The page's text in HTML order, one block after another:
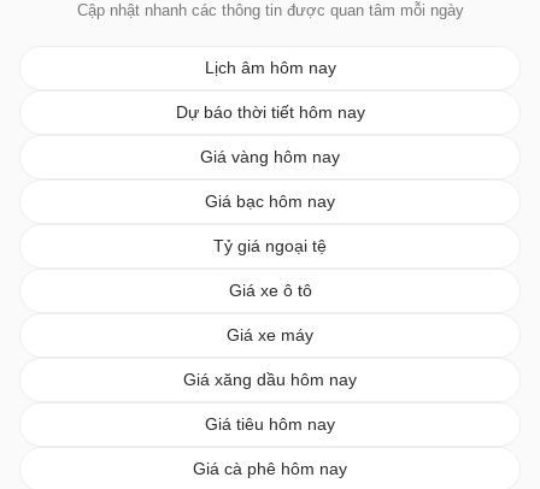
Cập nhật nhanh các thông tin được quan tâm mỗi ngày
Lịch âm hôm nay
Dự báo thời tiết hôm nay
Giá vàng hôm nay
Giá bạc hôm nay
Tỷ giá ngoại tệ
Giá xe ô tô
Giá xe máy
Giá xăng dầu hôm nay
Giá tiêu hôm nay
Giá cà phê hôm nay